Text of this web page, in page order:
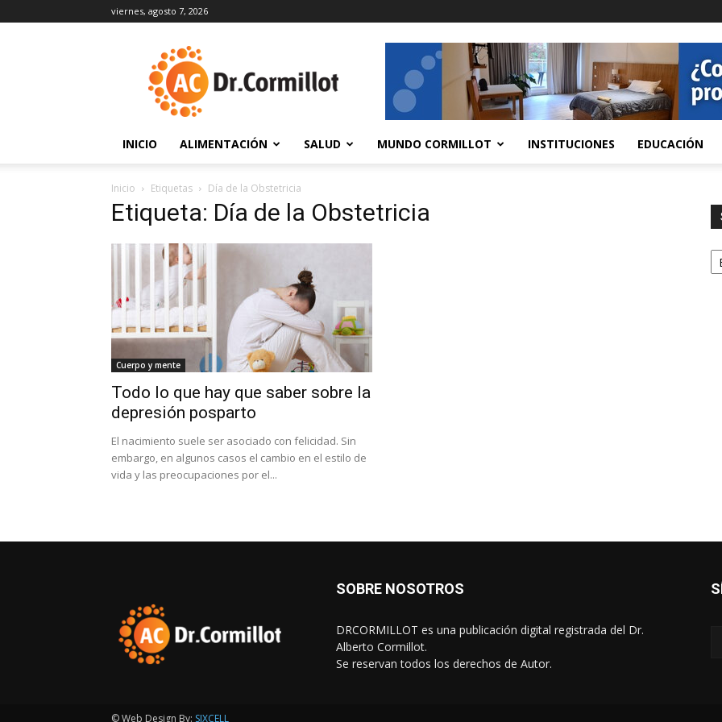
viernes, agosto 7, 2026
INICIO ALIMENTACIÓN SALUD MUNDO CORMILLOT INSTITUCIONES EDUCACIÓN
Inicio Etiquetas Día de la Obstetricia
Etiqueta: Día de la Obstetricia
Cuerpo y mente
Todo lo que hay que saber sobre la
depresión posparto
El nacimiento suele ser asociado con felicidad. Sin
embargo, en algunos casos el cambio en el estilo de
vida y las preocupaciones por el...
SOBRE NOSOTROS
DRCORMILLOT es una publicación digital registrada del Dr.
Alberto Cormillot.
Se reservan todos los derechos de Autor.
© Web Design By: SIXCELL